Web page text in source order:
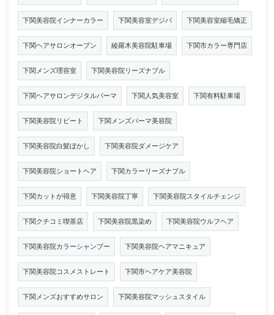
下関美容院インナーカラー 下関美容室デジパ 下関美容室縮毛矯正
下関ヘアサロンオープン 綾羅木美容院駐車場 下関市カラー専門店
下関メンズ理容室 下関美容院リーズナブル
下関ヘアサロンデジタルパーマ 下関人気美容室 下関有料駐車場
下関美容院リピート 下関メンズパーマ美容院
下関美容院白髪ぼかし 下関美容院ダメージケア
下関美容院ショートヘア 下関カラーリーズナブル
下関カットが得意 下関美容院丁寧 下関美容院スタイルチェンジ
下関クチコミ喫茶店 下関美容院黒染め 下関美容院ウルフヘア
下関美容院カラーシャンプー 下関美容院ヘアマニキュア
下関美容院コスメストレート 下関市ヘアケア美容院
下関メンズおすすめサロン 下関美容院マッシュスタイル